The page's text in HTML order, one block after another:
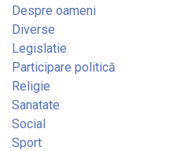
Despre oameni
Diverse
Legislatie
Participare politică
Religie
Sanatate
Social
Sport